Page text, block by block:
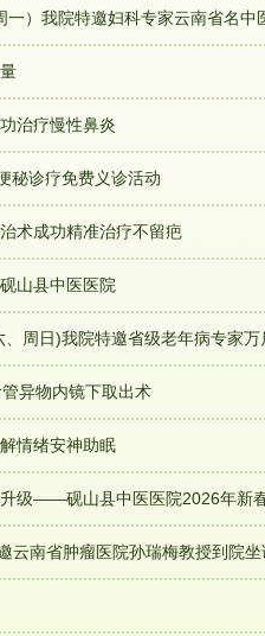
一）我院特邀妇科专家云南省名中
治疗慢性鼻炎
秘诊疗免费义诊活动
术成功精准治疗不留疤
山县中医医院
周日)我院特邀省级老年病专家万
异物内镜下取出术
情绪安神助眠
升级——砚山县中医医院2026年新
云南省肿瘤医院孙瑞梅教授到院坐